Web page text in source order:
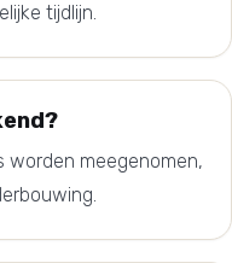
tijdlijn.
worden meegenomen,